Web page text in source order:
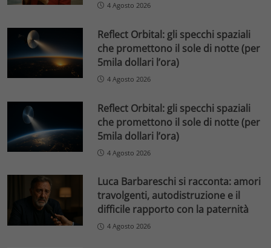
4 Agosto 2026
Reflect Orbital: gli specchi spaziali
che promettono il sole di notte (per
5mila dollari l’ora)
4 Agosto 2026
Reflect Orbital: gli specchi spaziali
che promettono il sole di notte (per
5mila dollari l’ora)
4 Agosto 2026
Luca Barbareschi si racconta: amori
travolgenti, autodistruzione e il
difficile rapporto con la paternità
4 Agosto 2026